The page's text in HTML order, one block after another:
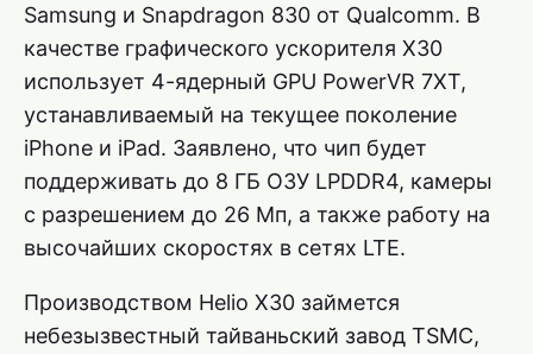
Samsung и Snapdragon 830 от Qualcomm. В
качестве графического ускорителя X30
использует 4-ядерный GPU PowerVR 7XT,
устанавливаемый на текущее поколение
iPhone и iPad. Заявлено, что чип будет
поддерживать до 8 ГБ ОЗУ LPDDR4, камеры
с разрешением до 26 Мп, а также работу на
высочайших скоростях в сетях LTE.
Производством Helio X30 займется
небезызвестный тайваньский завод TSMC,